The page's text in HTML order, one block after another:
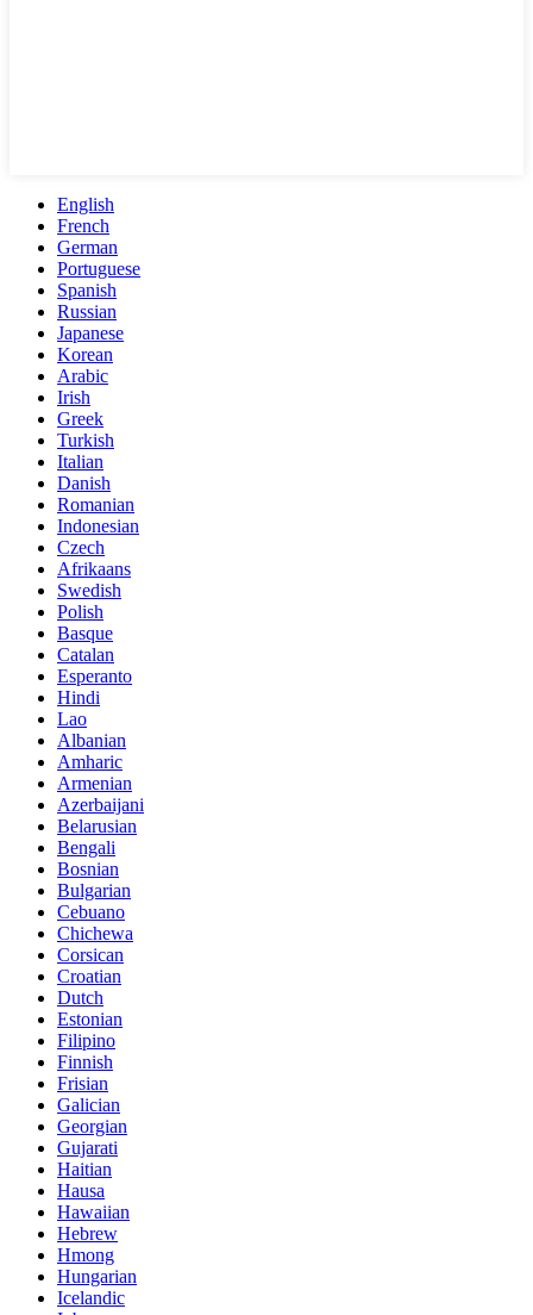
English
French
German
Portuguese
Spanish
Russian
Japanese
Korean
Arabic
Irish
Greek
Turkish
Italian
Danish
Romanian
Indonesian
Czech
Afrikaans
Swedish
Polish
Basque
Catalan
Esperanto
Hindi
Lao
Albanian
Amharic
Armenian
Azerbaijani
Belarusian
Bengali
Bosnian
Bulgarian
Cebuano
Chichewa
Corsican
Croatian
Dutch
Estonian
Filipino
Finnish
Frisian
Galician
Georgian
Gujarati
Haitian
Hausa
Hawaiian
Hebrew
Hmong
Hungarian
Icelandic